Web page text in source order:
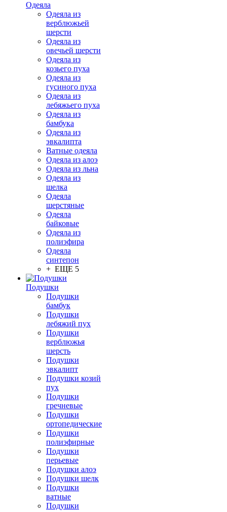
Одеяла
Одеяла из
верблюжьей
шерсти
Одеяла из
овечьей шерсти
Одеяла из
козьего пуха
Одеяла из
гусиного пуха
Одеяла из
лебяжьего пуха
Одеяла из
бамбука
Одеяла из
эвкалипта
Ватные одеяла
Одеяла из алоэ
Одеяла из льна
Одеяла из
шелка
Одеяла
шерстяные
Одеяла
байковые
Одеяла из
полиэфира
Одеяла
синтепон
+ ЕЩЕ 5
Подушки
Подушки
бамбук
Подушки
лебяжий пух
Подушки
верблюжья
шерсть
Подушки
эвкалипт
Подушки козий
пух
Подушки
гречневые
Подушки
ортопедические
Подушки
полиэфирные
Подушки
перьевые
Подушки алоэ
Подушки шелк
Подушки
ватные
Подушки